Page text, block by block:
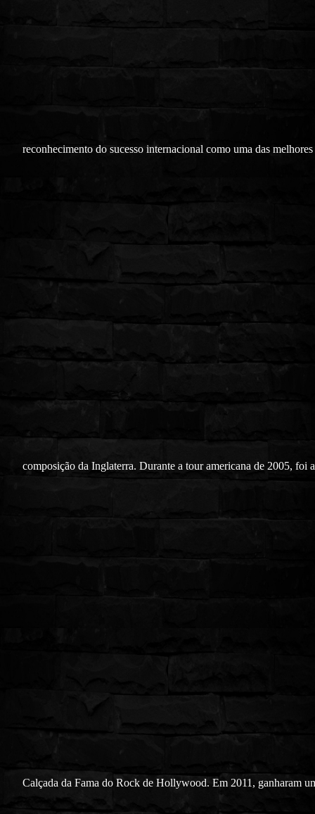
reconhecimento do sucesso internacional como uma das
composição da Inglaterra. Durante a tour americana de 2005, foi
Calçada da Fama do Rock de Hollywood. Em 2011, ganharam